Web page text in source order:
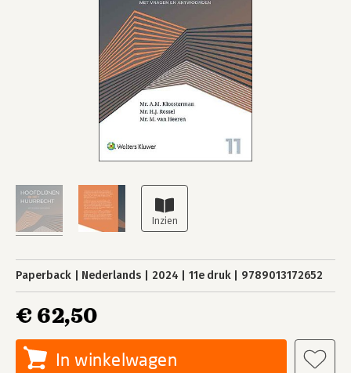
Paperback Nederlands 2024 11e druk 9789013172652
€ 62,50
In winkelwagen